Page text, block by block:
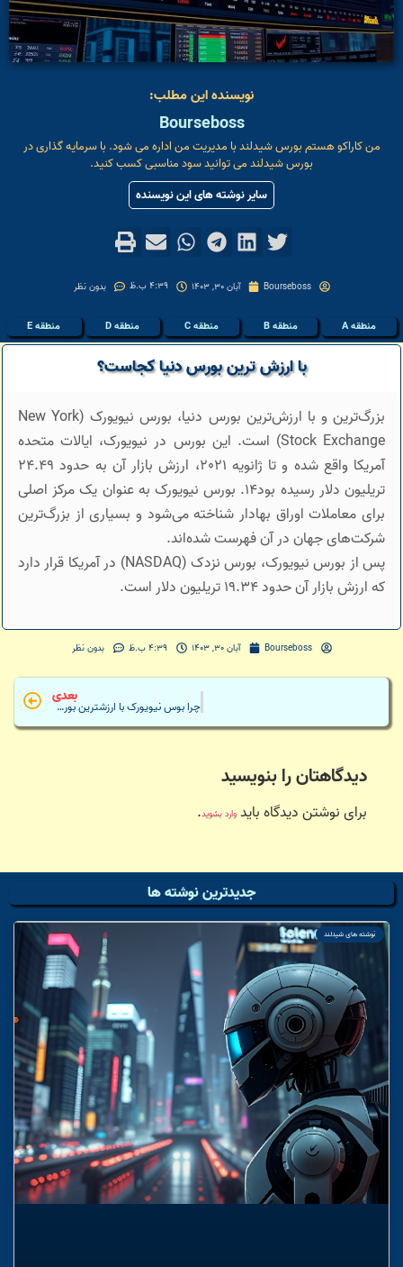
نویسنده این مطلب:
Bourseboss
من کاراکو هستم بورس شیدلند با مدیریت من اداره می شود. با سرمایه گذاری در
بورس شیدلند می توانید سود مناسبی کسب کنید.
سایر نوشته های این نویسنده
Bourseboss آبان 30, 1403 4:39 ب.ظ بدون نظر
منطقه A منطقه B منطقه C منطقه D منطقه E
با ارزش ترین بورس دنیا کجاست؟
بزرگ‌ترین و با ارزش‌ترین بورس دنیا، بورس نیویورک (New York
Stock Exchange) است. این بورس در نیویورک، ایالات متحده
آمریکا واقع شده و تا ژانویه 2021، ارزش بازار آن به حدود 24.49
تریلیون دلار رسیده بود14. بورس نیویورک به عنوان یک مرکز اصلی
برای معاملات اوراق بهادار شناخته می‌شود و بسیاری از بزرگ‌ترین
شرکت‌های جهان در آن فهرست شده‌اند.
پس از بورس نیویورک، بورس نزدک (NASDAQ) در آمریکا قرار دارد
که ارزش بازار آن حدود 19.34 تریلیون دلار است.
Bourseboss آبان 30, 1403 4:39 ب.ظ بدون نظر
بعدی
چرا بوس نیویورک با ارزشترین بورس دنیاست؟
دیدگاهتان را بنویسید
برای نوشتن دیدگاه باید وارد بشوید.
جدیدترین نوشته ها
نوشته های شیدلند